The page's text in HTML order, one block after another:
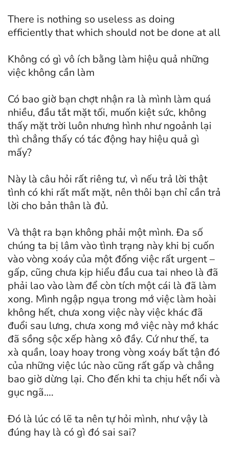
There is nothing so useless as doing
efficiently that which should not be done at all
Không có gì vô ích bằng làm hiệu quả những
việc không cần làm
Có bao giờ bạn chợt nhận ra là mình làm quá
nhiều, đầu tắt mặt tối, muốn kiệt sức, không
thấy mặt trời luôn nhưng hình như ngoảnh lại
thì chẳng thấy có tác động hay hiệu quả gì
mấy?
Này là câu hỏi rất riêng tư, vì nếu trả lời thật
tình có khi rất mất mặt, nên thôi bạn chỉ cần trả
lời cho bản thân là đủ.
Và thật ra bạn không phải một mình. Đa số
chúng ta bị lâm vào tình trạng này khi bị cuốn
vào vòng xoáy của một đống việc rất urgent –
gấp, cũng chưa kịp hiểu đầu cua tai nheo là đã
phải lao vào làm để còn tích một cái là đã làm
xong. Mình ngập ngụa trong mớ việc làm hoài
không hết, chưa xong việc này việc khác đã
đuổi sau lưng, chưa xong mớ việc này mớ khác
đã sồng sộc xếp hàng xô đầy. Cứ như thế, ta
xà quần, loay hoay trong vòng xoáy bất tận đó
của những việc lúc nào cũng rất gấp và chẳng
bao giờ dừng lại. Cho đến khi ta chịu hết nổi và
gục ngã….
Đó là lúc có lẽ ta nên tự hỏi mình, như vậy là
đúng hay là có gì đó sai sai?